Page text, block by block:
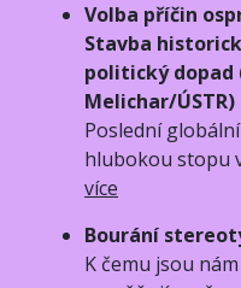
Volba příčin
Stavba
politický dopad
Melichar/ÚSTR)
Poslední
hlubokou stopu
více
Bourání
K čemu jsou